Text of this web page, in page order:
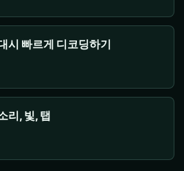
시 빠르게 디코딩하기
리, 빛, 탭